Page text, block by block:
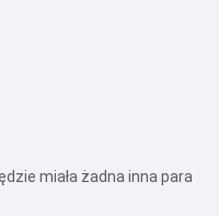
miała żadna inna para